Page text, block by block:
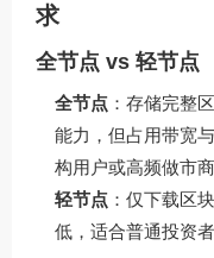
求
全节点 vs 轻节点
全节点 ：存储完整
能力，但占用带宽
构用户或高频做市商
轻节点 ：仅下载区
低，适合普通投资者